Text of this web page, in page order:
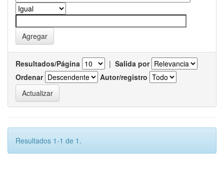
Resultados/Página | Salida por
Ordenar
Autor/registro
Resultados 1-1 de 1.